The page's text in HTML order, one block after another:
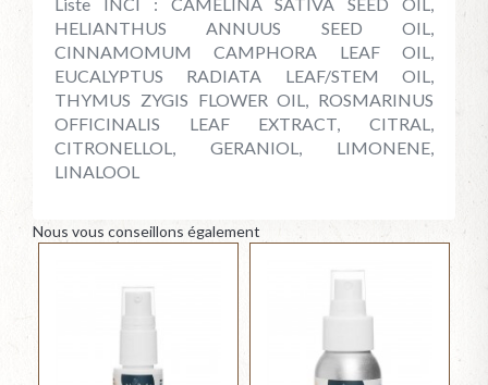
HELIANTHUS ANNUUS SEED OIL,
CINNAMOMUM CAMPHORA LEAF OIL,
EUCALYPTUS RADIATA LEAF/STEM OIL,
THYMUS ZYGIS FLOWER OIL, ROSMARINUS
OFFICINALIS LEAF EXTRACT, CITRAL,
CITRONELLOL, GERANIOL, LIMONENE,
LINALOOL
Nous vous conseillons également